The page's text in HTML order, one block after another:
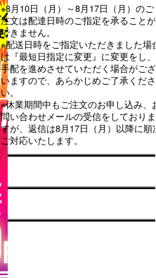
※8月10日（月）～8月17日（月）のご
注文は配達日時のご指定を承ることが
できません。
※配送日時をご指定いただきました場合
は『最短日指定に変更』に変更をし、
手配を進めさせていただく場合がござ
いますので、あらかじめご了承くださ
い。
※休業期間中もご注文のお申し込み、お
問い合わせメールの受信をしておりま
すが、返信は8月17日（月）以降に順次
ご対応いたします。